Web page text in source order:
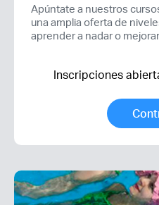
Apúntate a nuestros
una amplia oferta de
aprender a nadar o
Inscripciones